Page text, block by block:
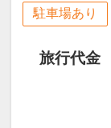
駐車場あり
旅行代金